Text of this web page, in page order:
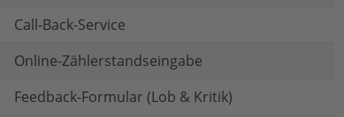
Call-Back-Service
Online-Zählerstandseingabe
Feedback-Formular (Lob & Kritik)